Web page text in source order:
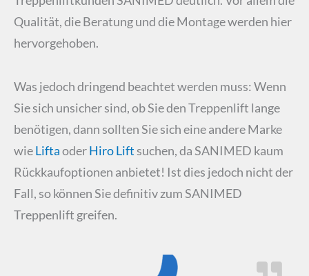
Qualität, die Beratung und die Montage werden hier
hervorgehoben.
Was jedoch dringend beachtet werden muss: Wenn
Sie sich unsicher sind, ob Sie den Treppenlift lange
benötigen, dann sollten Sie sich eine andere Marke
wieLiftaoderHiro Lift suchen, da SANIMED kaum
Rückkaufoptionen anbietet! Ist dies jedoch nicht der
Fall, so können Sie definitiv zum SANIMED
Treppenlift greifen.